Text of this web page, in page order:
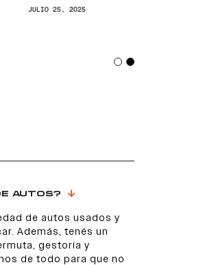
JULIO 25, 2025
AUTOS?
de autos usados y
Además, tenés un
gestoría y
de todo para que no